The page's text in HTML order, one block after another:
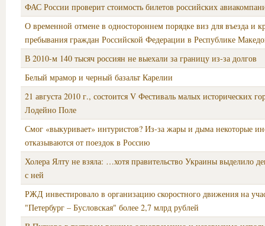
ФАС России проверит стоимость билетов российских
О временной отмене в одностороннем порядке виз для въезда и
пребывания граждан Российской Федерации в Республике
В 2010-м 140 тысяч россиян не выехали за границу из-за долгов
Белый мрамор и черный базальт Карелии
21 августа 2010 г., состоится V Фестиваль малых исторических
Лодейно Поле
Смог «выкуривает» интуристов? Из-за жары и дыма некоторые
отказываются от поездок в Россию
Холера Ялту не взяла: …хотя правительство Украины выделило
с ней
РЖД инвестировало в организацию скоростного движения на
"Петербург – Бусловская" более 2,7 млрд рублей